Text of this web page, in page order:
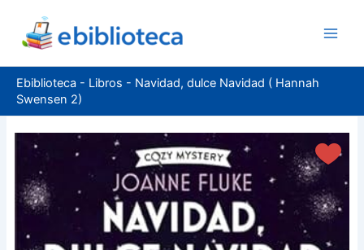
contenido
Ebiblioteca - Libros - Navidad, dulce Navidad ( Hannah
Swensen 2)